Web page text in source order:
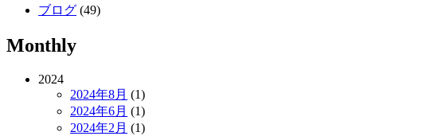
ブログ (49)
Monthly
2024
2024年8月 (1)
2024年6月 (1)
2024年2月 (1)